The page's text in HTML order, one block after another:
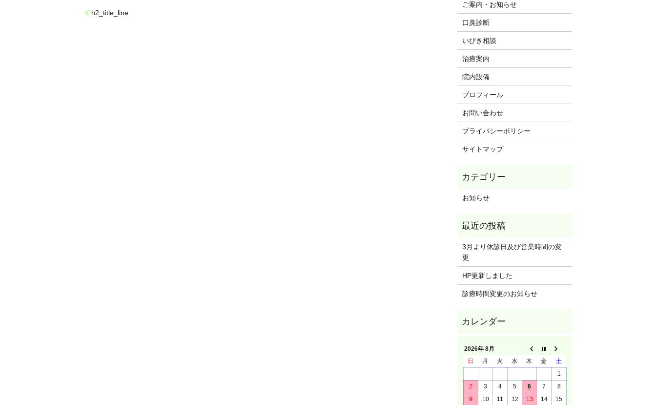
h2_title_line
ご案内・お知らせ
口臭診断
いびき相談
治療案内
院内設備
プロフィール
お問い合わせ
プライバシーポリシー
サイトマップ
お知らせ
3月より休診日及び営業時間の変
更
HP更新しました
診療時間変更のお知らせ
2026年 8月
日
月 火 水 木 金
土
1
2
3 4 5 6 7
8
9
10 11 12 13 14 15